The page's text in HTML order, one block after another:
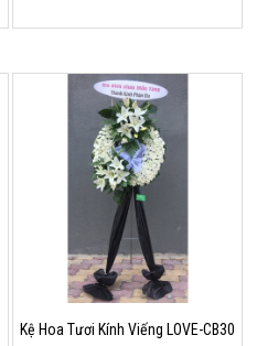
Kệ Hoa Tươi Kính Viếng LOVE-CB30